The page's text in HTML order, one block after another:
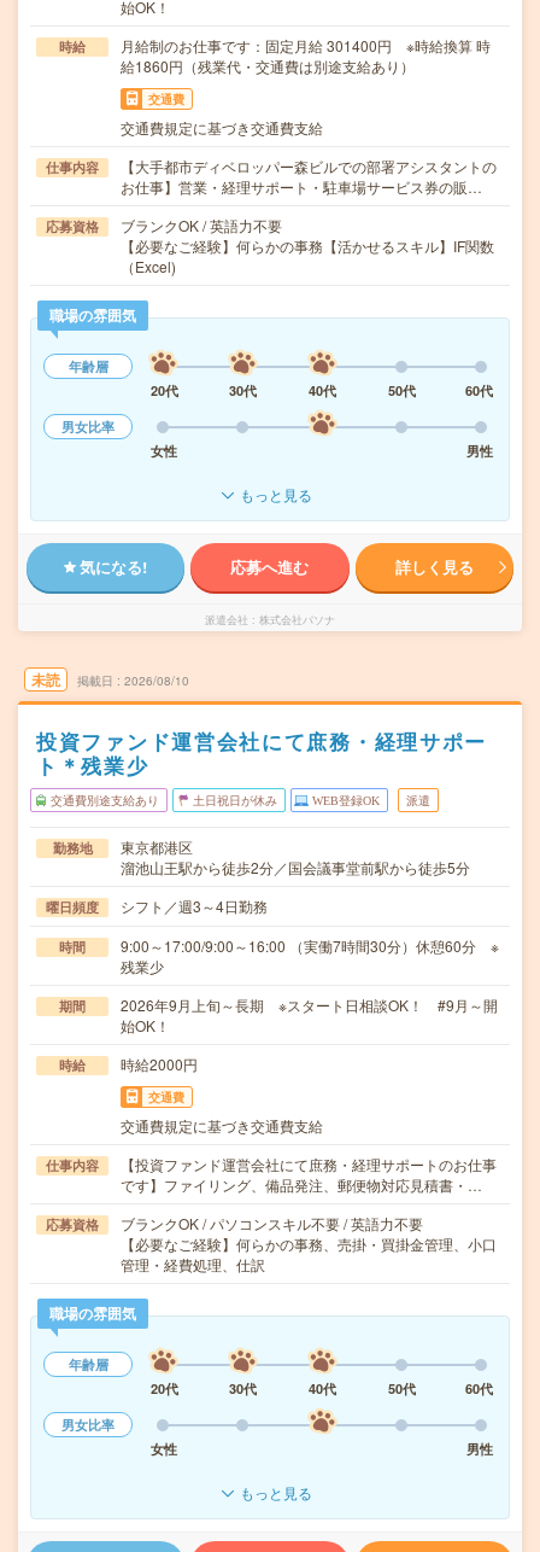
始OK！
時給
月給制のお仕事です：固定月給 301400円 ※時給換算 時
給1860円（残業代・交通費は別途支給あり）
交通費
交通費規定に基づき交通費支給
仕事内容
【大手都市ディベロッパー森ビルでの部署アシスタントの
お仕事】営業・経理サポート・駐車場サービス券の販…
応募資格
ブランクOK / 英語力不要
【必要なご経験】何らかの事務【活かせるスキル】IF関数
（Excel)
職場の雰囲気
年齢層
20代
30代 40代 50代
60代
男女比率
女性
男性
もっと見る
気になる! 応募へ進む 詳しく見る
派遣会社 株式会社パソナ
未読 掲載日 2026/08/10
投資ファンド運営会社にて庶務・経理サポー
ト＊残業少
交通費別途支給あり 土日祝日が休み WEB登録OK 派遣
勤務地
東京都港区
溜池山王駅から徒歩2分／国会議事堂前駅から徒歩5分
曜日頻度 シフト／週3～4日勤務
時間
9:00～17:00/9:00～16:00 （実働7時間30分）休憩60分 ※
残業少
期間
2026年9月上旬～長期 ※スタート日相談OK！ #9月～開
始OK！
時給 時給2000円
交通費
交通費規定に基づき交通費支給
仕事内容
【投資ファンド運営会社にて庶務・経理サポートのお仕事
です】ファイリング、備品発注、郵便物対応見積書・…
応募資格
ブランクOK / パソコンスキル不要 / 英語力不要
【必要なご経験】何らかの事務、売掛・買掛金管理、小口
管理・経費処理、仕訳
職場の雰囲気
年齢層
20代
30代 40代 50代
60代
男女比率
女性
男性
もっと見る